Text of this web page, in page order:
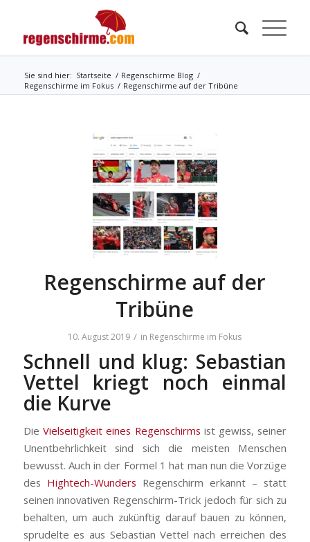
Sie sind hier: Startseite / Regenschirme Blog /
Regenschirme im Fokus / Regenschirme auf der Tribüne
Regenschirme auf der
Tribüne
10. August 2019 / in Regenschirme im Fokus
Schnell und klug: Sebastian
Vettel kriegt noch einmal
die Kurve
Die Vielseitigkeit eines Regenschirms ist gewiss, seiner
Unentbehrlichkeit sind sich die meisten Menschen
bewusst. Auch in der Formel 1 hat man nun die Vorzüge
des Hightech-Wunders Regenschirm erkannt – statt
seinen innovativen Regenschirm-Trick jedoch für sich zu
behalten, um auch zukünftig darauf bauen zu können,
sprudelte es aus Sebastian Vettel nach erreichen des